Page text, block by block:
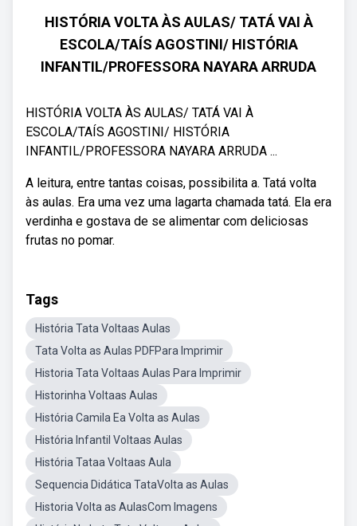
HISTÓRIA VOLTA ÀS AULAS/ TATÁ VAI À
ESCOLA/TAÍS AGOSTINI/ HISTÓRIA
INFANTIL/PROFESSORA NAYARA ARRUDA
HISTÓRIA VOLTA ÀS AULAS/ TATÁ VAI À
ESCOLA/TAÍS AGOSTINI/ HISTÓRIA
INFANTIL/PROFESSORA NAYARA ARRUDA ...
A leitura, entre tantas coisas, possibilita a. Tatá volta
às aulas. Era uma vez uma lagarta chamada tatá. Ela era
verdinha e gostava de se alimentar com deliciosas
frutas no pomar.
Tags
História Tata Voltaas Aulas
Tata Volta as Aulas PDFPara Imprimir
Historia Tata Voltaas Aulas Para Imprimir
Historinha Voltaas Aulas
História Camila Ea Volta as Aulas
História Infantil Voltaas Aulas
História Tataa Voltaas Aula
Sequencia Didática TataVolta as Aulas
Historia Volta as AulasCom Imagens